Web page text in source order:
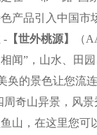
产品引入中国市
- 【世外桃源】
（
闻”，山水、田
的景色让您流
周奇山异景，风
山，在这里您可